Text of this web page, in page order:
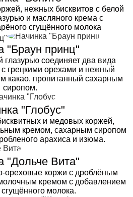
нежных бисквитов с белой
и масляного крема с
сгущённого молока
"Браун принц"
глазурью соединяет два вида
грецкими орехами и нежный
какао, пропитанный сахарным
сиропом.
"Глобус"
и медовых коржей,
кремом, сахарным сиропом
арахиса и изюма.
"Дольче Вита"
ореховые коржи с дроблёным
кремом с добавлением
молока.